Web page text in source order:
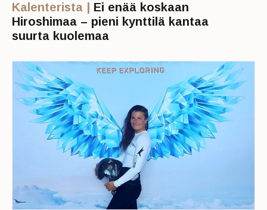
Kalenterista | Ei enää koskaan
Hiroshimaa – pieni kynttilä kantaa
suurta kuolemaa